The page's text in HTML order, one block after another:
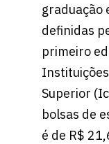
graduação
definidas
primeiro
Superior
bolsas de
é de R$